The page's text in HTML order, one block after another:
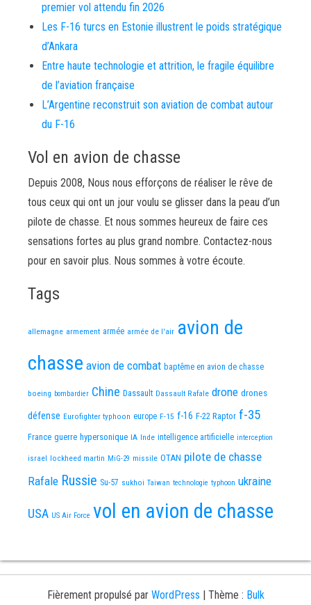
premier vol attendu fin 2026
Les F-16 turcs en Estonie illustrent le poids stratégique
d’Ankara
Entre haute technologie et attrition, le fragile équilibre
de l’aviation française
L’Argentine reconstruit son aviation de combat autour
du F-16
Vol en avion de chasse
Depuis 2008, Nous nous efforçons de réaliser le rêve de
tous ceux qui ont un jour voulu se glisser dans la peau d’un
pilote de chasse. Et nous sommes heureux de faire ces
sensations fortes au plus grand nombre. Contactez-nous
pour en savoir plus. Nous sommes à votre écoute.
Tags
allemagne armement armée armée de l'air avion de
chasse avion de combat baptême en avion de chasse
boeing bombardier Chine Dassault Dassault Rafale drone drones
défense Eurofighter typhoon europe F-15 f-16 F-22 Raptor f-35
France guerre hypersonique IA Inde intelligence artificielle interception
israel lockheed martin MiG-29 missile OTAN pilote de chasse
Rafale Russie Su-57 sukhoi Taiwan technologie typhoon ukraine
USA US Air Force vol en avion de chasse
Fièrement propulsé par WordPress | Thème : Bulk